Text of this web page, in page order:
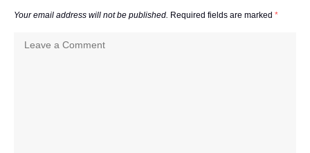
Your email address will not be published. Required fields are marked *